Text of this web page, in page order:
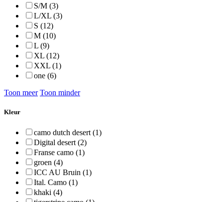
S/M (3)
L/XL (3)
S (12)
M (10)
L (9)
XL (12)
XXL (1)
one (6)
Toon meer Toon minder
Kleur
camo dutch desert (1)
Digital desert (2)
Franse camo (1)
groen (4)
ICC AU Bruin (1)
Ital. Camo (1)
khaki (4)